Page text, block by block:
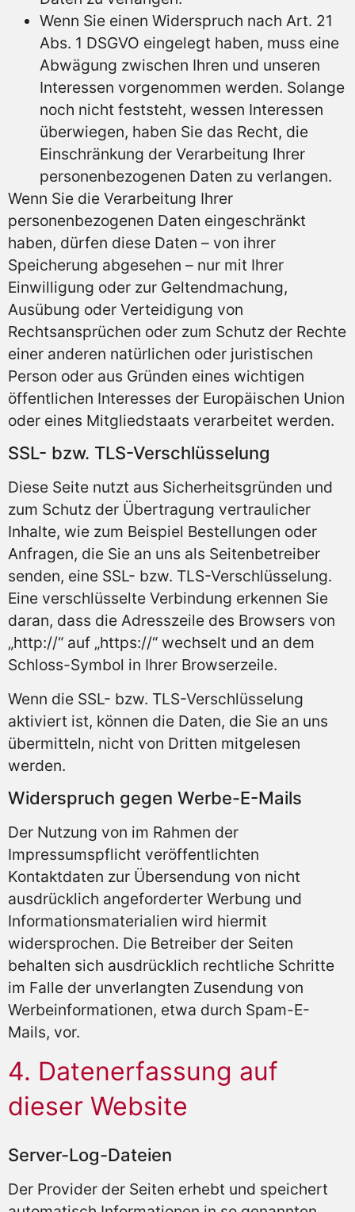
Wenn Sie einen Widerspruch nach Art. 21
Abs. 1 DSGVO eingelegt haben, muss eine
Abwägung zwischen Ihren und unseren
Interessen vorgenommen werden. Solange
noch nicht feststeht, wessen Interessen
überwiegen, haben Sie das Recht, die
Einschränkung der Verarbeitung Ihrer
personenbezogenen Daten zu verlangen.
Wenn Sie die Verarbeitung Ihrer
personenbezogenen Daten eingeschränkt
haben, dürfen diese Daten – von ihrer
Speicherung abgesehen – nur mit Ihrer
Einwilligung oder zur Geltendmachung,
Ausübung oder Verteidigung von
Rechtsansprüchen oder zum Schutz der Rechte
einer anderen natürlichen oder juristischen
Person oder aus Gründen eines wichtigen
öffentlichen Interesses der Europäischen Union
oder eines Mitgliedstaats verarbeitet werden.
SSL- bzw. TLS-Verschlüsselung
Diese Seite nutzt aus Sicherheitsgründen und
zum Schutz der Übertragung vertraulicher
Inhalte, wie zum Beispiel Bestellungen oder
Anfragen, die Sie an uns als Seitenbetreiber
senden, eine SSL- bzw. TLS-Verschlüsselung.
Eine verschlüsselte Verbindung erkennen Sie
daran, dass die Adresszeile des Browsers von
„http://“ auf „https://“ wechselt und an dem
Schloss-Symbol in Ihrer Browserzeile.
Wenn die SSL- bzw. TLS-Verschlüsselung
aktiviert ist, können die Daten, die Sie an uns
übermitteln, nicht von Dritten mitgelesen
werden.
Widerspruch gegen Werbe-E-Mails
Der Nutzung von im Rahmen der
Impressumspflicht veröffentlichten
Kontaktdaten zur Übersendung von nicht
ausdrücklich angeforderter Werbung und
Informationsmaterialien wird hiermit
widersprochen. Die Betreiber der Seiten
behalten sich ausdrücklich rechtliche Schritte
im Falle der unverlangten Zusendung von
Werbeinformationen, etwa durch Spam-E-
Mails, vor.
4. Datenerfassung auf
dieser Website
Server-Log-Dateien
Der Provider der Seiten erhebt und speichert